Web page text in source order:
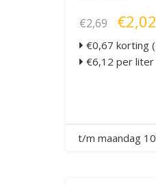
€2,69 €2,02
€0,67 korting
€6,12 per liter
t/m maandag